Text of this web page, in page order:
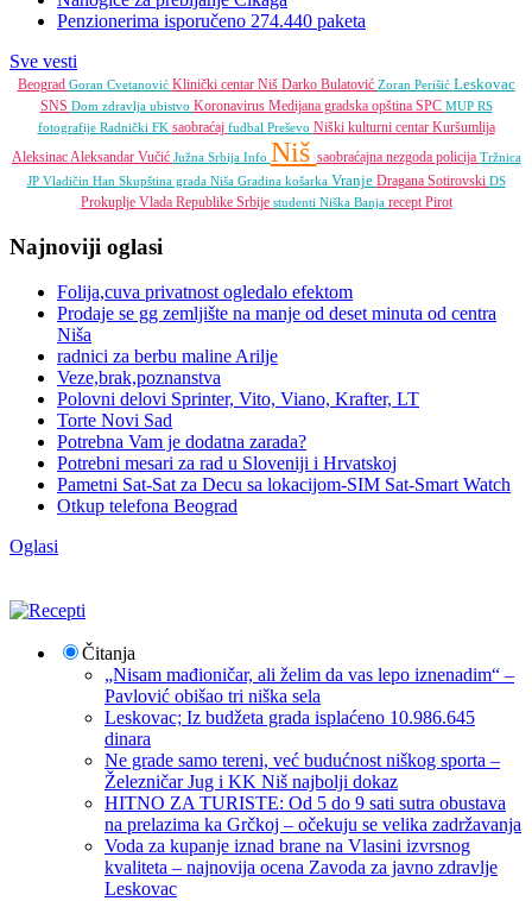
Penzionerima isporučeno 274.440 paketa
Sve vesti
Beograd Goran Cvetanović Klinički centar Niš Darko Bulatović Zoran Perišić Leskovac
SNS Dom zdravlja ubistvo Koronavirus Medijana gradska opština SPC MUP RS
fotografije Radnički FK saobraćaj fudbal Preševo Niški kulturni centar Kuršumlija
AleksinacAleksandar Vučić Južna Srbija Info Niš saobraćajna nezgoda policija Tržnica
JP Vladičin Han Skupština grada Niša Gradina košarka Vranje Dragana Sotirovski DS
Prokuplje Vlada Republike Srbije studenti Niška Banja receptPirot
Najnoviji oglasi
Folija,cuva privatnost ogledalo efektom
Prodaje se gg zemljište na manje od deset minuta od centra
Niša
radnici za berbu maline Arilje
Veze,brak,poznanstva
Polovni delovi Sprinter, Vito, Viano, Krafter, LT
Torte Novi Sad
Potrebna Vam je dodatna zarada?
Potrebni mesari za rad u Sloveniji i Hrvatskoj
Pametni Sat-Sat za Decu sa lokacijom-SIM Sat-Smart Watch
Otkup telefona Beograd
Oglasi
Čitanja
„Nisam mađioničar, ali želim da vas lepo iznenadim“ –
Pavlović obišao tri niška sela
Leskovac; Iz budžeta grada isplaćeno 10.986.645
dinara
Ne grade samo tereni, već budućnost niškog sporta –
Železničar Jug i KK Niš najbolji dokaz
HITNO ZA TURISTE: Od 5 do 9 sati sutra obustava
na prelazima ka Grčkoj – očekuju se velika zadržavanja
Voda za kupanje iznad brane na Vlasini izvrsnog
kvaliteta – najnovija ocena Zavoda za javno zdravlje
Leskovac